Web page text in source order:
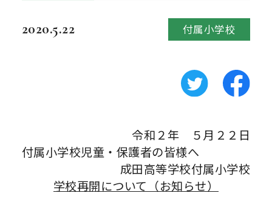
2020.5.22 付属小学校
令和２年 ５月２２日
付属小学校児童・保護者の皆様へ
成田高等学校付属小学校
学校再開について（お知らせ）